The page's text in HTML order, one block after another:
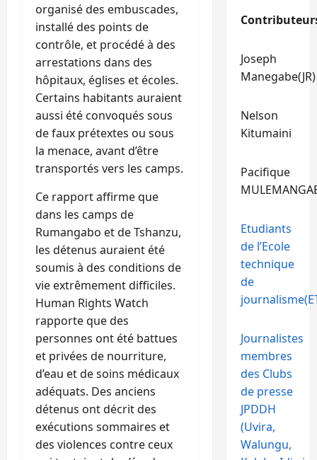
organisé des embuscades,
installé des points de
contrôle, et procédé à des
arrestations dans des
hôpitaux, églises et écoles.
Certains habitants auraient
aussi été convoqués sous
de faux prétextes ou sous
la menace, avant d’être
transportés vers les camps.
Ce rapport affirme que
dans les camps de
Rumangabo et de Tshanzu,
les détenus auraient été
soumis à des conditions de
vie extrêmement difficiles.
Human Rights Watch
rapporte que des
personnes ont été battues
et privées de nourriture,
d’eau et de soins médicaux
adéquats. Des anciens
détenus ont décrit des
exécutions sommaires et
des violences contre ceux
Joseph
Manegabe(JR)
Nelson
Kitumaini
Pacifique
Etudiants
de l’Ecole
technique
de
Journalistes
membres
des Clubs
de presse
JPDDH
(Uvira,
Walungu,